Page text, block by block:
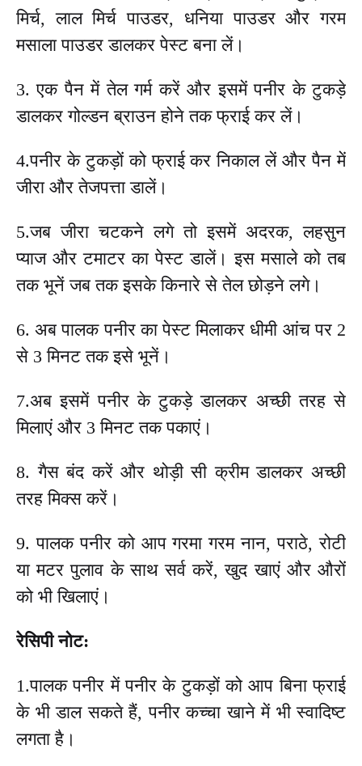
मिर्च, लाल मिर्च पाउडर, धनिया पाउडर और गरम
मसाला पाउडर डालकर पेस्ट बना लें।
3. एक पैन में तेल गर्म करें और इसमें पनीर के टुकड़े
डालकर गोल्डन ब्राउन होने तक फ्राई कर लें।
4.पनीर के टुकड़ों को फ्राई कर निकाल लें और पैन में
जीरा और तेजपत्ता डालें।
5.जब जीरा चटकने लगे तो इसमें अदरक, लहसुन
प्याज और टमाटर का पेस्ट डालें। इस मसाले को तब
तक भूनें जब तक इसके किनारे से तेल छोड़ने लगे।
6. अब पालक पनीर का पेस्ट मिलाकर धीमी आंच पर 2
से 3 मिनट तक इसे भूनें।
7.अब इसमें पनीर के टुकड़े डालकर अच्छी तरह से
मिलाएं और 3 मिनट तक पकाएं।
8. गैस बंद करें और थोड़ी सी क्रीम डालकर अच्छी
तरह मिक्स करें।
9. पालक पनीर को आप गरमा गरम नान, पराठे, रोटी
या मटर पुलाव के साथ सर्व करें, खुद खाएं और औरों
को भी खिलाएं।
रेसिपी नोट:
1.पालक पनीर में पनीर के टुकड़ों को आप बिना फ्राई
के भी डाल सकते हैं, पनीर कच्चा खाने में भी स्वादिष्ट
लगता है।